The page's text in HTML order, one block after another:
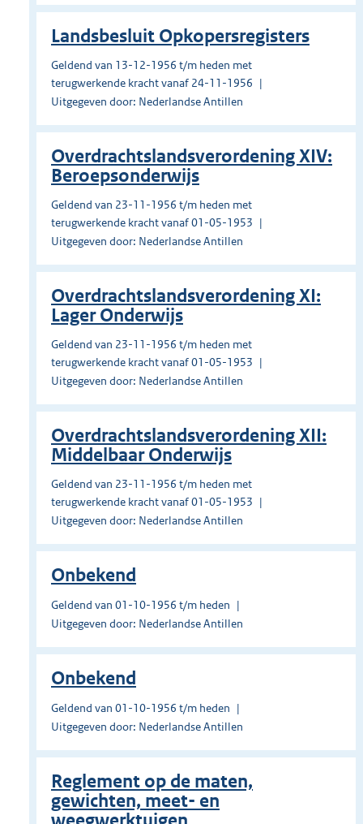
Landsbesluit Opkopersregisters
Geldend van 13-12-1956 t/m heden met
terugwerkende kracht vanaf 24-11-1956
Uitgegeven door: Nederlandse Antillen
Overdrachtslandsverordening XIV:
Beroepsonderwijs
Geldend van 23-11-1956 t/m heden met
terugwerkende kracht vanaf 01-05-1953
Uitgegeven door: Nederlandse Antillen
Overdrachtslandsverordening XI:
Lager Onderwijs
Geldend van 23-11-1956 t/m heden met
terugwerkende kracht vanaf 01-05-1953
Uitgegeven door: Nederlandse Antillen
Overdrachtslandsverordening XII:
Middelbaar Onderwijs
Geldend van 23-11-1956 t/m heden met
terugwerkende kracht vanaf 01-05-1953
Uitgegeven door: Nederlandse Antillen
Onbekend
Geldend van 01-10-1956 t/m heden
Uitgegeven door: Nederlandse Antillen
Onbekend
Geldend van 01-10-1956 t/m heden
Uitgegeven door: Nederlandse Antillen
Reglement op de maten,
gewichten, meet- en